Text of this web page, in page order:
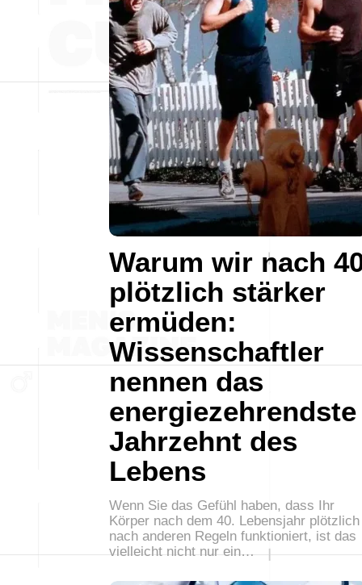
Warum wir nach
plötzlich stärker
ermüden:
Wissenschaftler
nennen das
energiezehrendste
Jahrzehnt des
Lebens
Wenn Sie das Gefühl haben, dass Ihr
Körper nach dem 40. Lebensjahr plötzlich
nach anderen Regeln funktioniert, ist das
vielleicht nicht nur ein…